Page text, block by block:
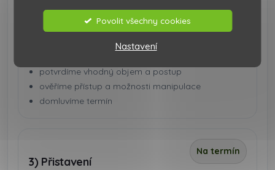
Povolit všechny cookies
Nastavení
potvrdíme vhodný objem a postup
ověříme přístup a možnosti manipulace
domluvíme termín
3) Přistavení
Na termín